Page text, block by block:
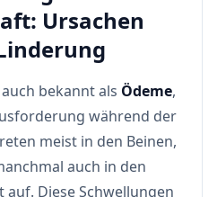
Ursachen
bekannt als Ödeme,
während der
meist in den Beinen,
auch in den
auf. Diese Schwellungen